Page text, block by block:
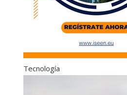
Tecnología